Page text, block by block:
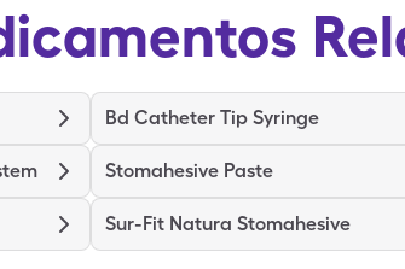
Bd Catheter Tip Syringe
Stomahesive Paste
Sur-Fit Natura Stomahesive